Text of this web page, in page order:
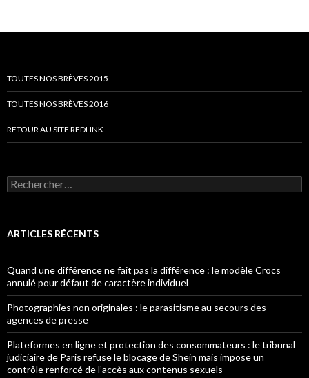
TOUTES NOS BRÈVES 2015
TOUTES NOS BRÈVES 2016
RETOUR AU SITE REDLINK
Rechercher :
ARTICLES RÉCENTS
Quand une différence ne fait pas la différence : le modèle Crocs
annulé pour défaut de caractère individuel
Photographies non originales : le parasitisme au secours des
agences de presse
Plateformes en ligne et protection des consommateurs : le tribunal
judiciaire de Paris refuse le blocage de Shein mais impose un
contrôle renforcé de l’accès aux contenus sexuels